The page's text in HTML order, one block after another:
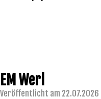
EM Werl
Veröffentlicht am 22.07.2026